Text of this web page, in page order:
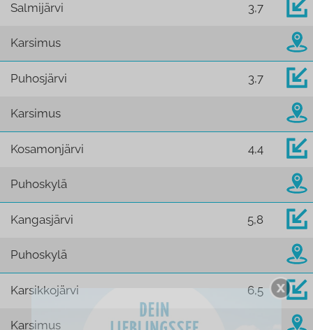
Salmijärvi 3,7
Karsimus
Puhosjärvi 3,7
Karsimus
Kosamonjärvi 4,4
Puhoskylä
Kangasjärvi 5,8
Puhoskylä
Karsikkojärvi 6,5
Karsimus